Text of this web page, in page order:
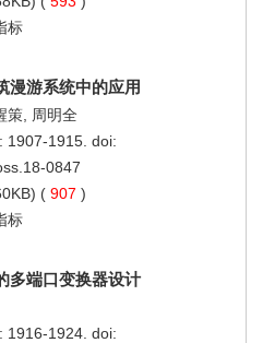
标
漫游系统中的应用
策, 周明全
1907-1915. doi:
0847
( 907 )
标
多端口变换器设计
1916-1924. doi: